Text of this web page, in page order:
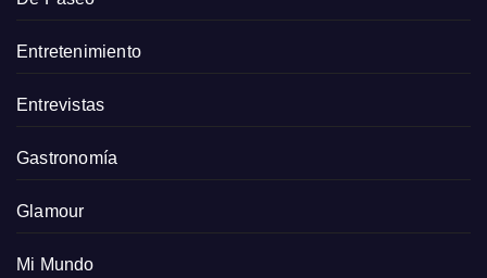
Entretenimiento
Entrevistas
Gastronomía
Glamour
Mi Mundo